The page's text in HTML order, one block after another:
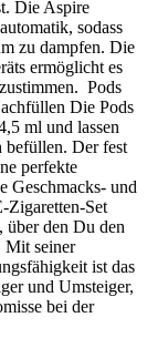
Die Aspire
sodass
zu dampfen. Die
ermöglicht es
Pods
Die Pods
ml und lassen
befüllen. Der fest
perfekte
Geschmacks- und
Zigaretten-Set
den Du den
Mit seiner
ist das
und Umsteiger,
bei der